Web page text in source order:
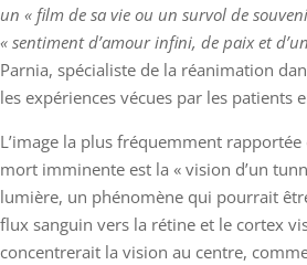
un « film de sa vie ou un survol de
« sentiment d’amour infini, de paix et
Parnia, spécialiste de la réanimation
les expériences vécues par les patients
L’image la plus fréquemment
mort imminente est la « vision d’un
lumière, un phénomène qui pourrait
flux sanguin vers la rétine et le cortex
concentrerait la vision au centre,